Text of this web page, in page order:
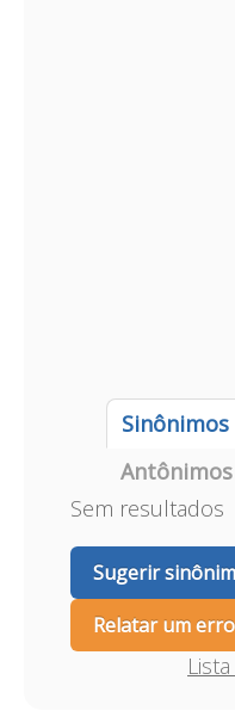
Sinônimos
Antônimos
Sem resultados
Sugerir
Relatar um erro